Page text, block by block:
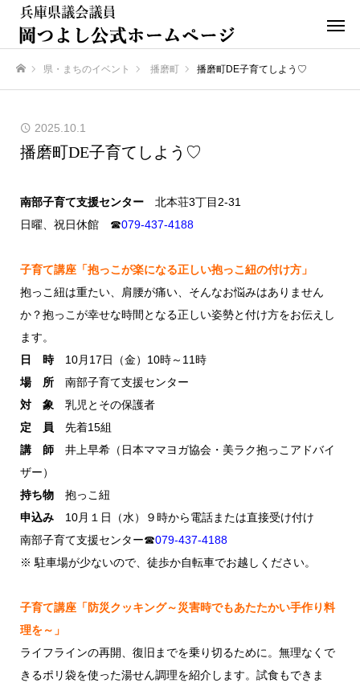
県・まちのイベント 播磨町 播磨町DE子育てしよう♡
2025.10.1
播磨町DE子育てしよう♡
南部子育て支援センター 北本荘3丁目2-31
日曜、祝日休館 ☎079‐437‐4188
子育て講座 「抱っこが楽になる正しい抱っこ紐の付け方」
抱っこ紐は重たい、肩腰が痛い、そんなお悩みはありません
か？抱っこが幸せな時間となる正しい姿勢と付け方をお伝えし
ます。
日 時10月17日（金）10時～11時
場 所 南部子育て支援センター
対 象 乳児とその保護者
定 員 先着15組
講 師 井上早希（日本ママヨガ協会・美ラク抱っこアドバイ
ザー）
持ち物 抱っこ紐
申込み 10月１日（水）９時から電話または直接受け付け
南部子育て支援センター☎079-437-4188
※ 駐車場が少ないので、徒歩か自転車でお越しください。
子育て講座「防災クッキング～災害時でもあたたかい手作り料
理を～」
ライフラインの再開、復旧までを乗り切るために。無理なくで
きるポリ袋を使った湯せん調理を紹介します。試食もできま